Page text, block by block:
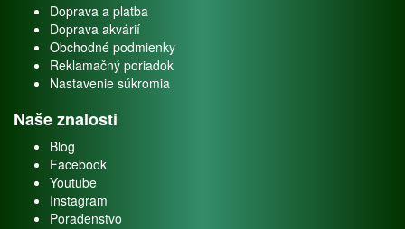
Doprava a platba
Doprava akvárií
Obchodné podmienky
Reklamačný poriadok
Nastavenie súkromia
Naše znalosti
Blog
Facebook
Youtube
Instagram
Poradenstvo